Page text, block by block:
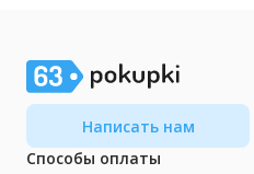
Написать нам
Способы оплаты